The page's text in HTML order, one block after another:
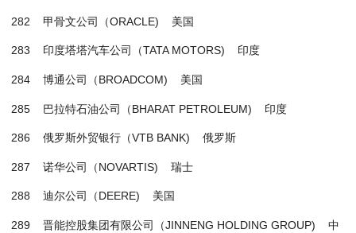
282 甲骨文公司（ORACLE) 美国
283 印度塔塔汽车公司（TATA MOTORS) 印度
284 博通公司（BROADCOM) 美国
285 巴拉特石油公司（BHARAT PETROLEUM) 印度
286 俄罗斯外贸银行（VTB BANK) 俄罗斯
287 诺华公司（NOVARTIS) 瑞士
288 迪尔公司（DEERE) 美国
289 晋能控股集团有限公司（JINNENG HOLDING GROUP) 中